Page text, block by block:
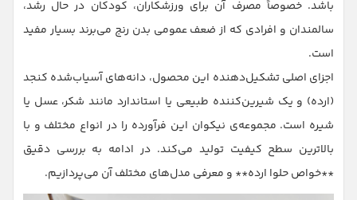
باشد. خصوصاً مصرف آن برای ورزشکاران، کودکان در حال رشد،
سالمندان و افرادی که از ضعف عمومی بدن رنج می‌برند بسیار مفید
است.
اجزای اصلی تشکیل‌دهنده این محصول، دانه‌های آسیاب‌شده کنجد
(ارده) و یک شیرین‌کننده طبیعی یا استاندارد مانند شکر، عسل یا
شیره است. مجموعه‌ی نیکوان این فرآورده را در انواع مختلف و با
بالاترین سطح کیفیت تولید می‌کند. در ادامه به بررسی دقیق
**خواص حلوا ارده** و معرفی مدل‌های مختلف آن می‌پردازیم.